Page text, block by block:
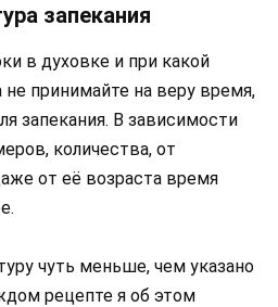
запекания
в духовке и при какой
не принимайте на веру время,
запекания. В зависимости
количества, от
от её возраста время
чуть меньше, чем указано
рецепте я об этом